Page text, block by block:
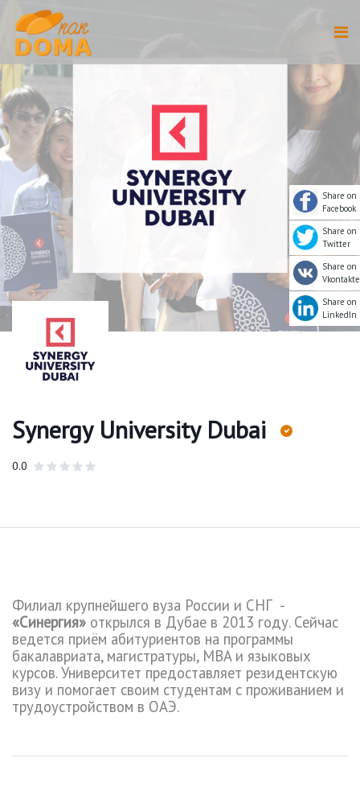
Synergy University Dubai
0.0
Филиал крупнейшего вуза России и СНГ -
«Синергия» открылся в Дубае в 2013 году. Сейчас
ведется приём абитуриентов на программы
бакалавриата, магистратуры, MBA и языковых
курсов. Университет предоставляет резидентскую
визу и помогает своим студентам с проживанием и
трудоустройством в ОАЭ.
Share on
Facebook
Share on
Twitter
Share on
Vkontakte
Share on
LinkedIn